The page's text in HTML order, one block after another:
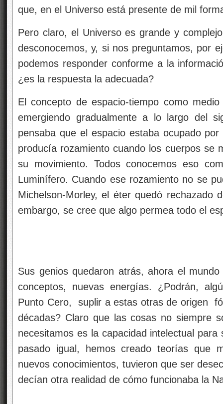
que, en el Universo está presente de mil
Pero claro, el Universo es grande y
desconocemos, y, si nos preguntamos, por
podemos responder conforme a la
¿es la respuesta la adecuada?
El concepto de espacio-tiempo como
emergiendo gradualmente a lo largo del
pensaba que el espacio estaba ocupado
producía rozamiento cuando los cuerpos se
su movimiento. Todos conocemos eso
Luminífero. Cuando ese rozamiento no se
Michelson-Morley, el éter quedó rechazado
embargo, se cree que algo permea todo el
Sus genios quedaron atrás, ahora el
conceptos, nuevas energías. ¿Podrán,
Punto Cero, suplir a estas otras de origen
décadas? Claro que las cosas no siempre
necesitamos es la capacidad intelectual para
pasado igual, hemos creado teorías que
nuevos conocimientos, tuvieron que ser
decían otra realidad de cómo funcionaba la